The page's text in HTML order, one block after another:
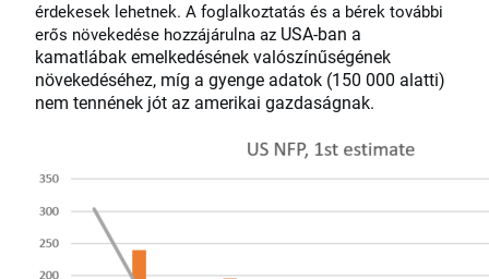
érdekesek lehetnek. A foglalkoztatás és a bérek további
erős növekedése hozzájárulna az USA-ban a
kamatlábak emelkedésének valószínűségének
növekedéséhez, míg a gyenge adatok (150 000 alatti)
nem tennének jót az amerikai gazdaságnak.